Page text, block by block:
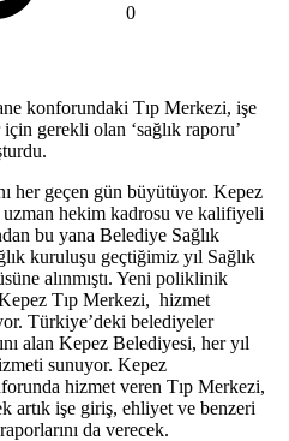
0
konforundaki Tıp Merkezi, işe
gerekli olan ‘sağlık raporu’
her geçen gün büyütüyor. Kepez
uzman hekim kadrosu ve kalifiyeli
bu yana Belediye Sağlık
kuruluşu geçtiğimiz yıl Sağlık
alınmıştı. Yeni poliklinik
Tıp Merkezi, hizmet
Türkiye’deki belediyeler
alan Kepez Belediyesi, her yıl
sunuyor. Kepez
hizmet veren Tıp Merkezi,
artık işe giriş, ehliyet ve benzeri
da verecek.